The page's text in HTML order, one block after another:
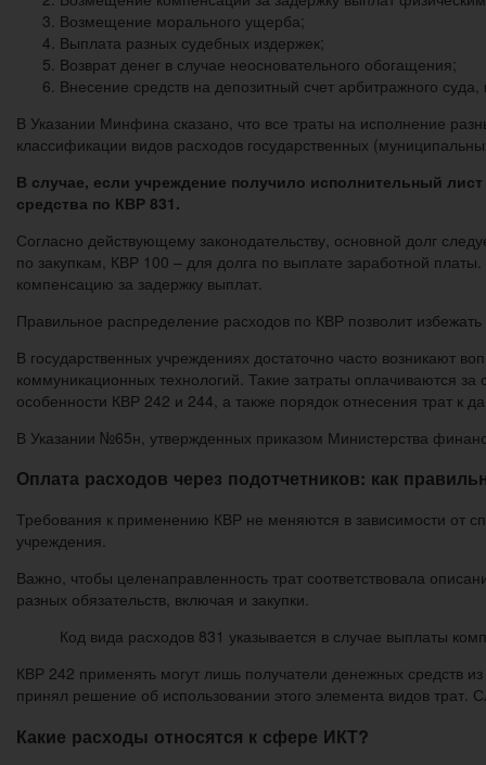
Возмещение морального ущерба;
Выплата разных судебных издержек;
Возврат денег в случае неосновательного обогащения;
Внесение средств на депозитный счет арбитражного
В Указании Минфина сказано, что все траты на исполнение
классификации видов расходов государственных
В случае, если учреждение получило исполнительный
средства по КВР 831.
Согласно действующему законодательству, основной долг
по закупкам, КВР 100 – для долга по выплате заработной
компенсацию за задержку выплат.
Правильное распределение расходов по КВР позволит
В государственных учреждениях достаточно часто возникают
коммуникационных технологий. Такие затраты оплачиваются
особенности КВР 242 и 244, а также порядок отнесения трат к
В Указании №65н, утвержденных приказом Министерства
Оплата расходов через подотчетников: как
Требования к применению КВР не меняются в зависимости от
учреждения.
Важно, чтобы целенаправленность трат соответствовала
разных обязательств, включая и закупки.
Код вида расходов 831 указывается в случае выплаты
КВР 242 применять могут лишь получатели денежных средств
принял решение об использовании этого элемента видов
Какие расходы относятся к сфере ИКТ?